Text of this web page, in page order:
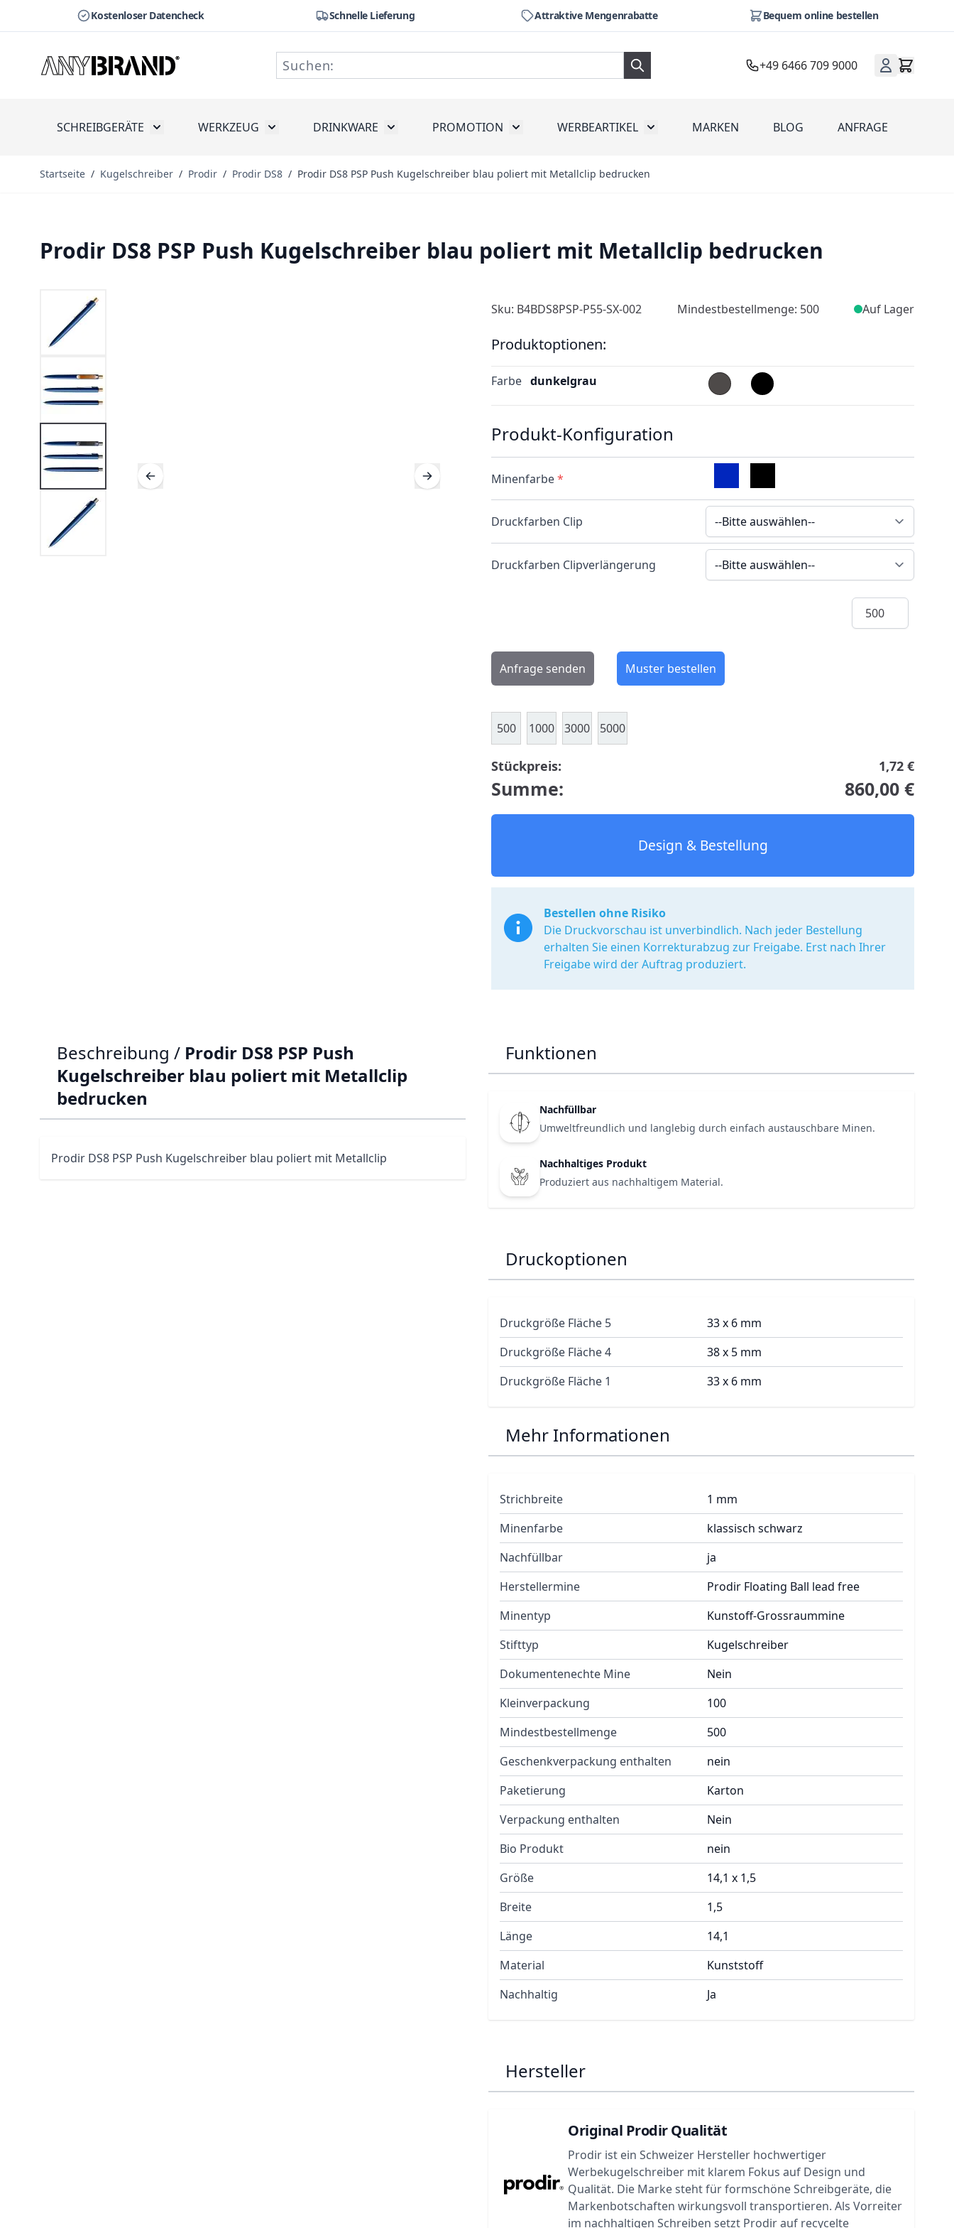
Kostenloser Datencheck Schnelle Lieferung Attraktive Mengenrabatte Bequem online bestellen
+49 6466 709 9000
SCHREIBGERÄTE Toggle submenu for Schreibgeräte
WERKZEUG Toggle submenu for Werkzeug
DRINKWARE Toggle submenu for Drinkware
PROMOTION Toggle submenu for Promotion
WERBEARTIKEL Toggle submenu for Werbeartikel
MARKEN BLOG ANFRAGE
Startseite / Kugelschreiber / Prodir / Prodir DS8 / Prodir DS8 PSP Push Kugelschreiber blau poliert mit Metallclip bedrucken
Prodir DS8 PSP Push Kugelschreiber blau poliert mit Metallclip bedrucken
Sku: B4BDS8PSP-P55-SX-002 Mindestbestellmenge: 500 Auf Lager
Produktoptionen:
Farbe dunkelgrau
Produkt-Konfiguration
Minenfarbe*
Druckfarben Clip
Druckfarben Clipverlängerung
Menge
Anfrage senden Muster bestellen
500 1000 3000 5000
Stückpreis: 1,72 €
Summe: 860,00 €
Design & Bestellung
Bestellen ohne Risiko
Die Druckvorschau ist unverbindlich. Nach jeder Bestellung
erhalten Sie einen Korrekturabzug zur Freigabe. Erst nach Ihrer
Freigabe wird der Auftrag produziert.
Beschreibung / Prodir DS8 PSP Push
Kugelschreiber blau poliert mit Metallclip
bedrucken
Prodir DS8 PSP Push Kugelschreiber blau poliert mit Metallclip
Funktionen
Nachfüllbar
Umweltfreundlich und langlebig durch einfach austauschbare Minen.
Nachhaltiges Produkt
Produziert aus nachhaltigem Material.
Druckoptionen
Druckgröße Fläche 5
33 x 6 mm
Druckgröße Fläche 4
38 x 5 mm
Druckgröße Fläche 1
33 x 6 mm
Mehr Informationen
Strichbreite
1 mm
Minenfarbe
klassisch schwarz
Nachfüllbar
ja
Herstellermine
Prodir Floating Ball lead free
Minentyp
Kunstoff-Grossraummine
Stifttyp
Kugelschreiber
Dokumentenechte Mine
Nein
Kleinverpackung
100
Mindestbestellmenge
500
Geschenkverpackung enthalten
nein
Paketierung
Karton
Verpackung enthalten
Nein
Bio Produkt
nein
Größe
14,1 x 1,5
Breite
1,5
Länge
14,1
Material
Kunststoff
Nachhaltig
Ja
Hersteller
Original Prodir Qualität
Prodir ist ein Schweizer Hersteller hochwertiger
Werbekugelschreiber mit klarem Fokus auf Design und
Qualität. Die Marke steht für formschöne Schreibgeräte, die
Markenbotschaften wirkungsvoll transportieren. Als Vorreiter
im nachhaltigen Schreiben setzt Prodir auf recycelte